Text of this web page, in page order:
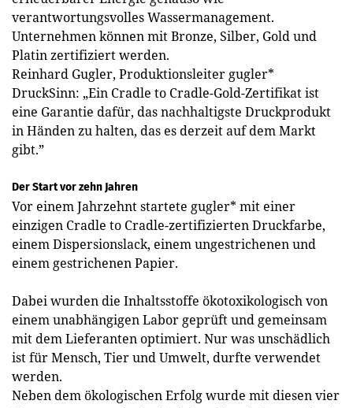
verantwortungsvolles Wassermanagement.
Unternehmen können mit Bronze, Silber, Gold und
Platin zertifiziert werden.
Reinhard Gugler, Produktions­leiter gugler*
DruckSinn: „Ein Cradle to Cradle-Gold-Zertifikat ist
eine Garantie dafür, das nachhaltigste Druckprodukt
in Händen zu halten, das es derzeit auf dem Markt
gibt.”
Der Start vor zehn Jahren
Vor einem Jahrzehnt startete gugler* mit einer
einzigen ­Cradle to Cradle-zertifizierten Druckfarbe,
einem Dispersionslack, einem ungestrichenen und
einem gestrichenen Papier.
Dabei wurden die Inhaltsstoffe ökotoxikologisch von
einem unabhängigen Labor geprüft und gemeinsam
mit dem Lieferanten optimiert. Nur was unschädlich
ist für Mensch, Tier und Umwelt, durfte verwendet
werden.
Neben dem ökologischen Erfolg wurde mit diesen vier